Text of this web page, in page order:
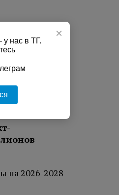
110
на 2026-2028
×
нас в ТГ.